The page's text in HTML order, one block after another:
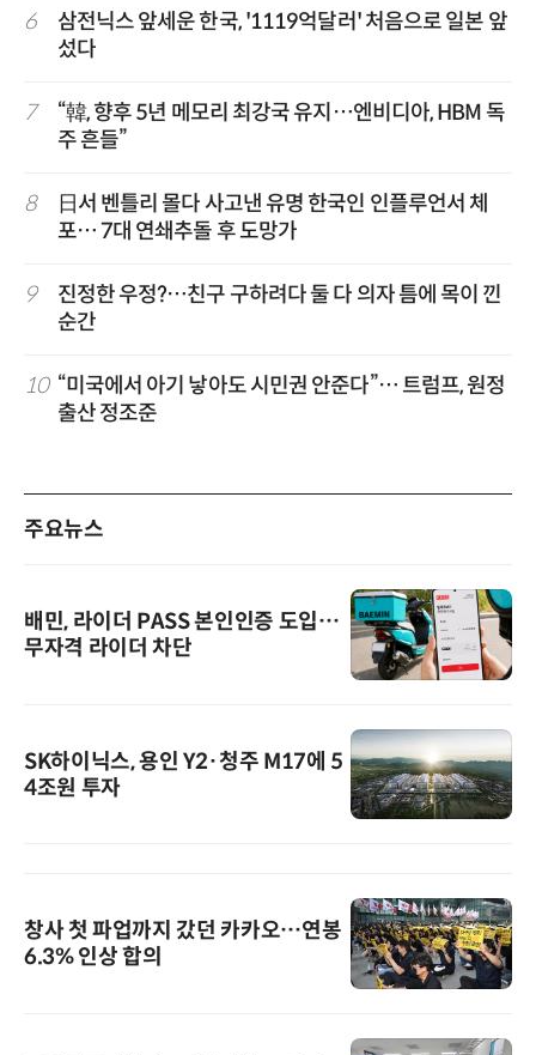
6
삼전닉스 앞세운 한국, '1119억달러' 처음으로 일본 앞
섰다
7
“韓, 향후 5년 메모리 최강국 유지…엔비디아, HBM 독
주 흔들”
8
日서 벤틀리 몰다 사고낸 유명 한국인 인플루언서 체
포… 7대 연쇄추돌 후 도망가
9
진정한 우정?…친구 구하려다 둘 다 의자 틈에 목이 낀
순간
10 “미국에서 아기 낳아도 시민권 안준다”… 트럼프, 원정
출산 정조준
주요뉴스
배민, 라이더 PASS 본인인증 도입…
무자격 라이더 차단
SK하이닉스, 용인 Y2·청주 M17에 5
4조원 투자
창사 첫 파업까지 갔던 카카오…연봉
6.3% 인상 합의